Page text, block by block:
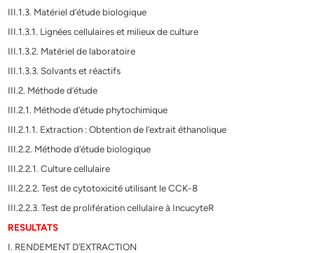
III.1.3. Matériel d’étude biologique
III.1.3.1. Lignées cellulaires et milieux de culture
III.1.3.2. Matériel de laboratoire
III.1.3.3. Solvants et réactifs
III.2. Méthode d’étude
III.2.1. Méthode d’étude phytochimique
III.2.1.1. Extraction : Obtention de l’extrait éthanolique
III.2.2. Méthode d’étude biologique
III.2.2.1. Culture cellulaire
III.2.2.2. Test de cytotoxicité utilisant le CCK-8
III.2.2.3. Test de prolifération cellulaire à IncucyteR
RESULTATS
I. RENDEMENT D’EXTRACTION